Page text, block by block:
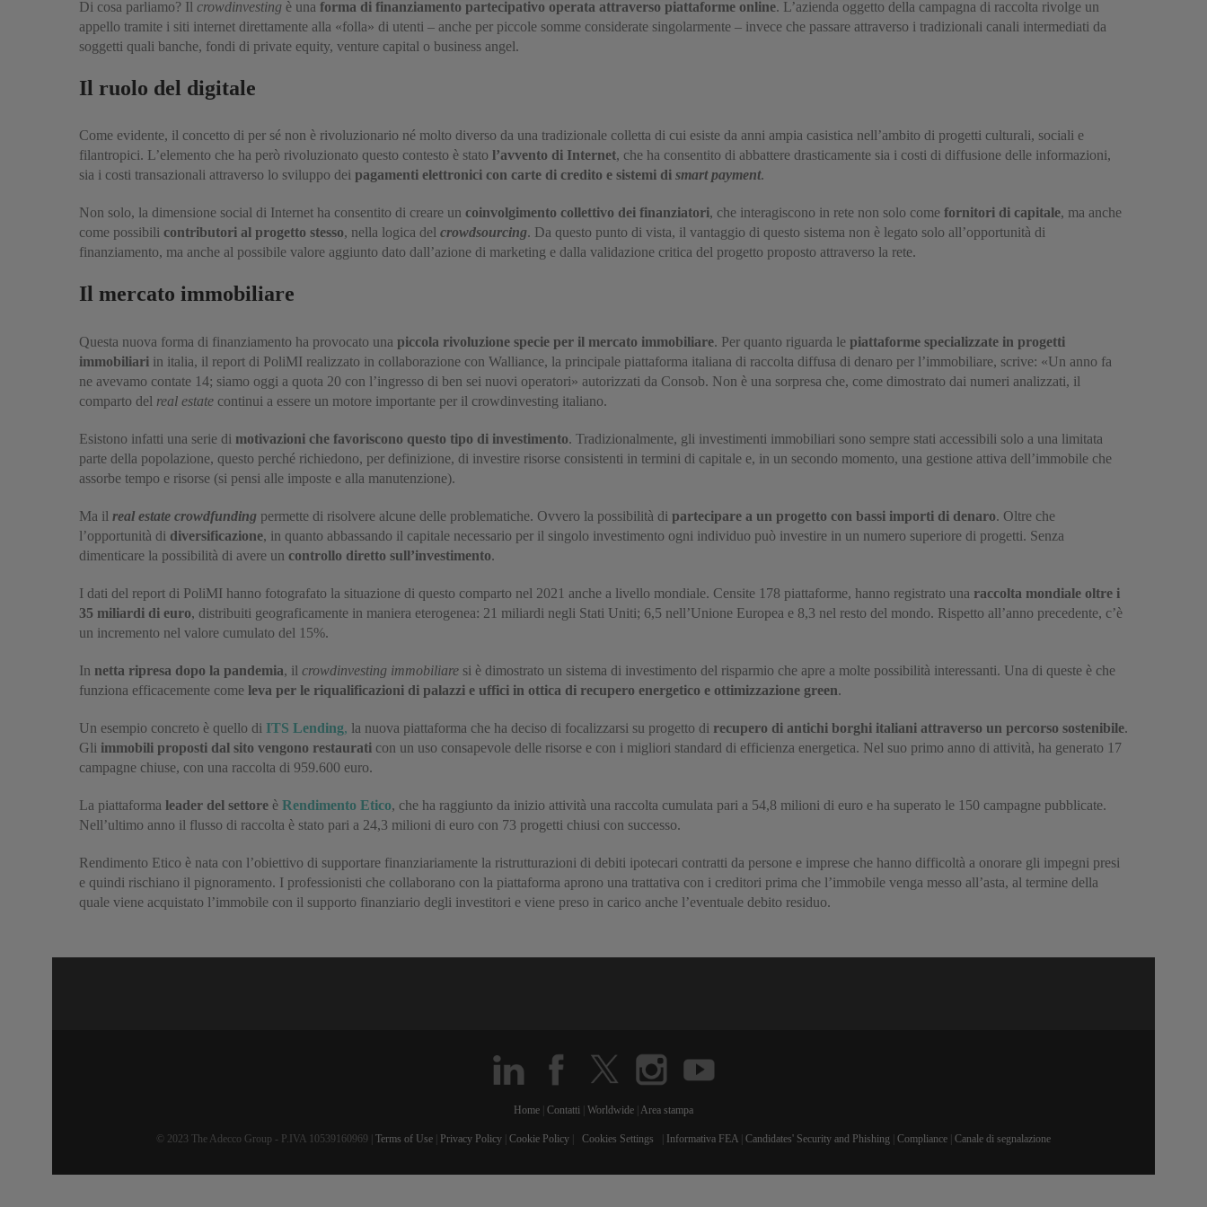
Di cosa parliamo? Il crowdinvesting è una forma di finanziamento partecipativo operata attraverso piattaforme online. L’azienda oggetto della campagna di raccolta rivolge un
appello tramite i siti internet direttamente alla «folla» di utenti – anche per piccole somme considerate singolarmente – invece che passare attraverso i tradizionali canali intermediati da
soggetti quali banche, fondi di private equity, venture capital o business angel.
Il ruolo del digitale
Come evidente, il concetto di per sé non è rivoluzionario né molto diverso da una tradizionale colletta di cui esiste da anni ampia casistica nell’ambito di progetti culturali, sociali e
filantropici. L’elemento che ha però rivoluzionato questo contesto è stato l’avvento di Internet, che ha consentito di abbattere drasticamente sia i costi di diffusione delle informazioni,
sia i costi transazionali attraverso lo sviluppo dei pagamenti elettronici con carte di credito e sistemi di smart payment.
Non solo, la dimensione social di Internet ha consentito di creare un coinvolgimento collettivo dei finanziatori, che interagiscono in rete non solo come fornitori di capitale, ma anche
come possibili contributori al progetto stesso, nella logica del crowdsourcing. Da questo punto di vista, il vantaggio di questo sistema non è legato solo all’opportunità di
finanziamento, ma anche al possibile valore aggiunto dato dall’azione di marketing e dalla validazione critica del progetto proposto attraverso la rete.
Il mercato immobiliare
Questa nuova forma di finanziamento ha provocato una piccola rivoluzione specie per il mercato immobiliare. Per quanto riguarda le piattaforme specializzate in progetti
immobiliari in italia, il report di PoliMI realizzato in collaborazione con Walliance, la principale piattaforma italiana di raccolta diffusa di denaro per l’immobiliare, scrive: «Un anno fa
ne avevamo contate 14; siamo oggi a quota 20 con l’ingresso di ben sei nuovi operatori» autorizzati da Consob. Non è una sorpresa che, come dimostrato dai numeri analizzati, il
comparto del real estate continui a essere un motore importante per il crowdinvesting italiano.
Esistono infatti una serie di motivazioni che favoriscono questo tipo di investimento. Tradizionalmente, gli investimenti immobiliari sono sempre stati accessibili solo a una limitata
parte della popolazione, questo perché richiedono, per definizione, di investire risorse consistenti in termini di capitale e, in un secondo momento, una gestione attiva dell’immobile che
assorbe tempo e risorse (si pensi alle imposte e alla manutenzione).
Ma il real estate crowdfunding permette di risolvere alcune delle problematiche. Ovvero la possibilità di partecipare a un progetto con bassi importi di denaro. Oltre che
l’opportunità di diversificazione, in quanto abbassando il capitale necessario per il singolo investimento ogni individuo può investire in un numero superiore di progetti. Senza
dimenticare la possibilità di avere un controllo diretto sull’investimento.
I dati del report di PoliMI hanno fotografato la situazione di questo comparto nel 2021 anche a livello mondiale. Censite 178 piattaforme, hanno registrato una raccolta mondiale oltre i
35 miliardi di euro, distribuiti geograficamente in maniera eterogenea: 21 miliardi negli Stati Uniti; 6,5 nell’Unione Europea e 8,3 nel resto del mondo. Rispetto all’anno precedente, c’è
un incremento nel valore cumulato del 15%.
In netta ripresa dopo la pandemia, il crowdinvesting immobiliare si è dimostrato un sistema di investimento del risparmio che apre a molte possibilità interessanti. Una di queste è che
funziona efficacemente come leva per le riqualificazioni di palazzi e uffici in ottica di recupero energetico e ottimizzazione green.
Un esempio concreto è quello di ITS Lending, la nuova piattaforma che ha deciso di focalizzarsi su progetto di recupero di antichi borghi italiani attraverso un percorso sostenibile.
Gli immobili proposti dal sito vengono restaurati con un uso consapevole delle risorse e con i migliori standard di efficienza energetica. Nel suo primo anno di attività, ha generato 17
campagne chiuse, con una raccolta di 959.600 euro.
La piattaforma leader del settore è Rendimento Etico, che ha raggiunto da inizio attività una raccolta cumulata pari a 54,8 milioni di euro e ha superato le 150 campagne pubblicate.
Nell’ultimo anno il flusso di raccolta è stato pari a 24,3 milioni di euro con 73 progetti chiusi con successo.
Rendimento Etico è nata con l’obiettivo di supportare finanziariamente la ristrutturazioni di debiti ipotecari contratti da persone e imprese che hanno difficoltà a onorare gli impegni presi
e quindi rischiano il pignoramento. I professionisti che collaborano con la piattaforma aprono una trattativa con i creditori prima che l’immobile venga messo all’asta, al termine della
quale viene acquistato l’immobile con il supporto finanziario degli investitori e viene preso in carico anche l’eventuale debito residuo.
Home Contatti Worldwide Area stampa
© 2023 The Adecco Group - P.IVA 10539160969 | Terms of Use Privacy Policy Cookie Policy Cookies Settings Informativa FEA Candidates' Security and Phishing Compliance Canale di segnalazione